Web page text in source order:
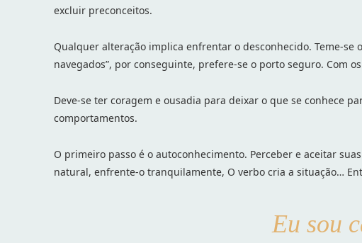
excluir preconceitos.
Qualquer alteração implica enfrentar o desconhecido. Teme-se
navegados”, por conseguinte, prefere-se o porto seguro. Com
Deve-se ter coragem e ousadia para deixar o que se conhece
comportamentos.
O primeiro passo é o autoconhecimento. Perceber e aceitar
natural, enfrente-o tranquilamente, O verbo cria a situação…
Eu sou